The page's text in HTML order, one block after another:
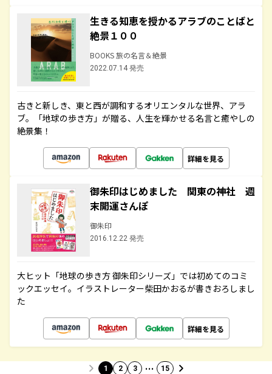
生きる知恵を授かるアラブのことばと
絶景１００
BOOKS 旅の名言＆絶景
2022.07.14 発売
古きと新しき、東と西が調和するオリエンタルな世界、アラ
ブ。「地球の歩き方」が贈る、人生を輝かせる名言と癒やしの
絶景集！
詳細を見る
御朱印はじめました 関東の神社 週
末開運さんぽ
御朱印
2016.12.22 発売
大ヒット「地球の歩き方 御朱印シリーズ」では初めてのコミ
ックエッセイ。イラストレーター柴田かおるが書きおろしまし
た
詳細を見る
1 2 3 … 15